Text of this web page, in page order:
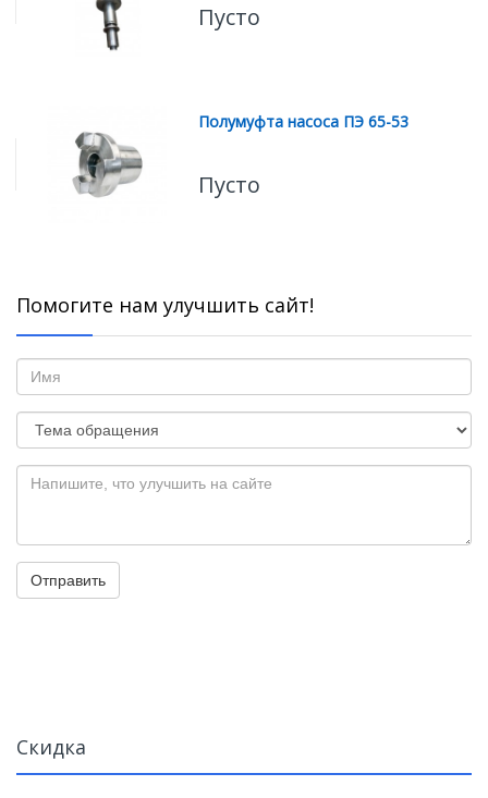
Пусто
Полумуфта насоса ПЭ 65-53
Пусто
Помогите нам улучшить сайт!
Отправить
Скидка